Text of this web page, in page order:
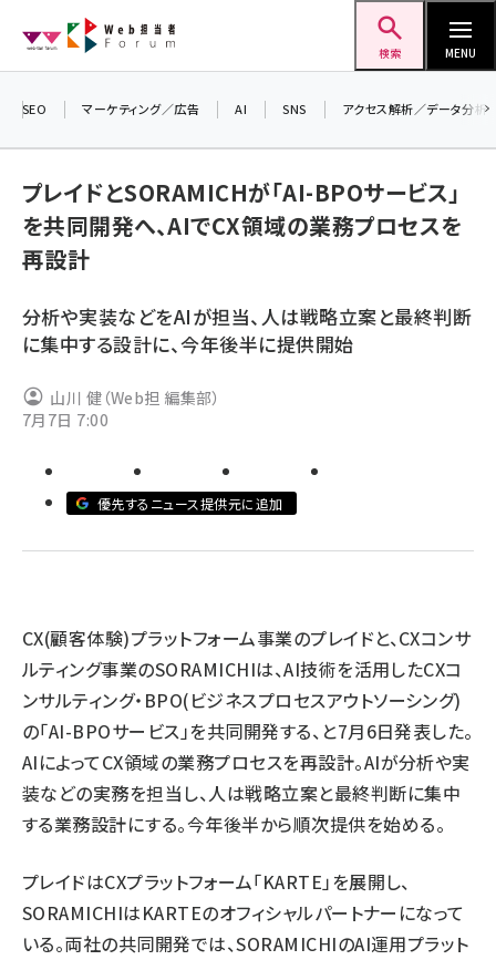
ン
検索 MENU
youtube (2441)
セミナー (2310)
meo (1277)
SEO マーケティング／広告 AI SNS アクセス解析／データ分析
プレイドとSORAMICHが「AI-BPOサービス」
を共同開発へ、AIでCX領域の業務プロセスを
再設計
分析や実装などをAIが担当、人は戦略立案と最終判断
に集中する設計に、今年後半に提供開始
山川 健（Web担 編集部）
7月7日 7:00
優先するニュース提供元に追加
CX(顧客体験)プラットフォーム事業のプレイドと、CXコンサ
ルティング事業のSORAMICHIは、AI技術を活用したCXコ
ンサルティング・BPO(ビジネスプロセスアウトソーシング)
の「AI-BPOサービス」を共同開発する、と7月6日発表した。
AIによってCX領域の業務プロセスを再設計。AIが分析や実
装などの実務を担当し、人は戦略立案と最終判断に集中
する業務設計にする。今年後半から順次提供を始める。
プレイドはCXプラットフォーム「KARTE」を展開し、
SORAMICHIはKARTEのオフィシャルパートナーになって
いる。両社の共同開発では、SORAMICHIのAI運用プラット